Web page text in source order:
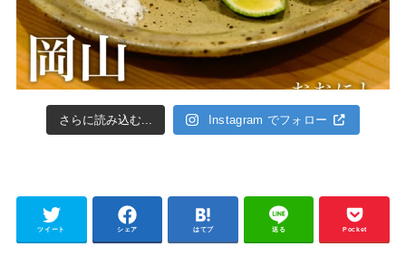
さらに読み込む... Instagram でフォロー
ツイート シェア はてブ 送る Pocket